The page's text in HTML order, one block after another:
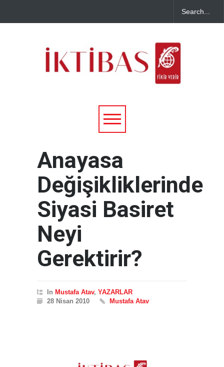
Anayasa
Değişikliklerinde
Siyasi Basiret
Neyi
Gerektirir?
In Mustafa Atav, YAZARLAR
28 Nisan 2010
Mustafa Atav